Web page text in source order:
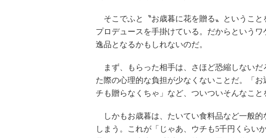
そこでふと〝お歳暮に花を贈る〟ということ
プロデュースを手掛けている。だからという
逸品となるかもしれないのだ。
まず、もらった相手は、さほど恐縮しないだ
た際の心理的な負担が少なくないことだ。「
チも贈らなくちゃ」など、ついついそんなこと
しかもお歳暮は、たいてい食料品など一般的
しまう。これが「じゃあ、ウチも5千円くらい